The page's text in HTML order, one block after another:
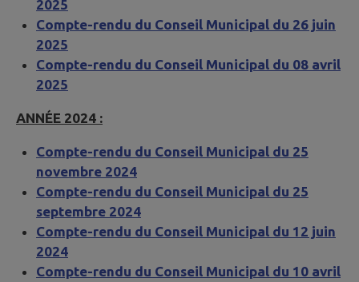
2025
Compte-rendu du Conseil Municipal du 26 juin
2025
Compte-rendu du Conseil Municipal du 08 avril
2025
ANNÉE 2024 :
Compte-rendu du Conseil Municipal du 25
novembre 2024
Compte-rendu du Conseil Municipal du 25
septembre 2024
Compte-rendu du Conseil Municipal du 12 juin
2024
Compte-rendu du Conseil Municipal du 10 avril